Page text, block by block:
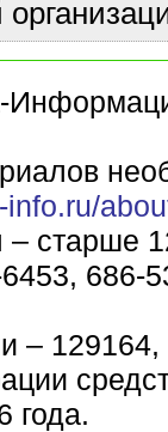
– старше
686-
–
года.